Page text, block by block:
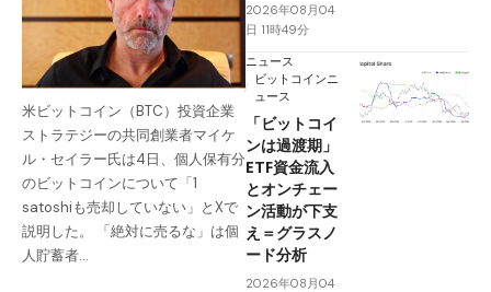
米ビットコイン（BTC）投資企業
ストラテジーの共同創業者マイケ
ル・セイラー氏は4日、個人保有分
のビットコインについて「1
satoshiも売却していない」とXで
説明した。 「絶対に売るな」は個
人貯蓄者…
2026年08月04
日 11時49分
ニュース
ビットコインニ
ュース
「ビットコイ
ンは過渡期」
ETF資金流入
とオンチェー
ン活動が下支
え＝グラスノ
ード分析
2026年08月04